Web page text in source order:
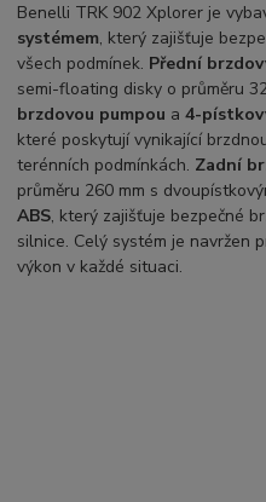
Benelli TRK 902 Xplorer je
systémem, který zajišťuje
všech podmínek. Přední
semi-floating disky o průměru
brzdovou pumpou a4-
které poskytují vynikající
terénních podmínkách. Zadní
průměru 260 mm s
ABS, který zajišťuje bezpečné
silnice. Celý systém je navržen
výkon v každé situaci.